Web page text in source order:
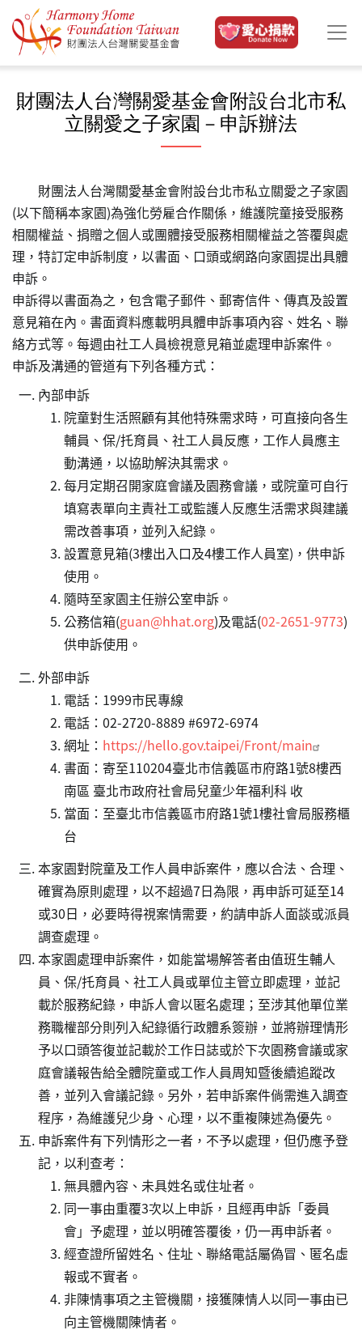
移至主內容
財團法人台灣關愛基金會附設台北市私
立關愛之子家園－申訴辦法
財團法人台灣關愛基金會附設台北市私立關愛之子家園
(以下簡稱本家園)為強化勞雇合作關係，維護院童接受服務
相關權益、捐贈之個人或團體接受服務相關權益之答覆與處
理，特訂定申訴制度，以書面、口頭或網路向家園提出具體
申訴。
申訴得以書面為之，包含電子郵件、郵寄信件、傳真及設置
意見箱在內。書面資料應載明具體申訴事項內容、姓名、聯
絡方式等。每週由社工人員檢視意見箱並處理申訴案件。
申訴及溝通的管道有下列各種方式：
內部申訴
院童對生活照顧有其他特殊需求時，可直接向各生
輔員、保/托育員、社工人員反應，工作人員應主
動溝通，以協助解決其需求。
每月定期召開家庭會議及園務會議，或院童可自行
填寫表單向主責社工或監護人反應生活需求與建議
需改善事項，並列入紀錄。
設置意見箱(3樓出入口及4樓工作人員室)，供申訴
使用。
隨時至家園主任辦公室申訴。
公務信箱(guan@hhat.org)及電話(02-2651-9773)
供申訴使用。
外部申訴
電話：1999市民專線
電話：02-2720-8889 #6972-6974
網址： https://hello.gov.taipei/Front/main
書面：寄至110204臺北市信義區市府路1號8樓西
南區 臺北市政府社會局兒童少年福利科 收
當面：至臺北市信義區市府路1號1樓社會局服務櫃
台
本家園對院童及工作人員申訴案件，應以合法、合理、
確實為原則處理，以不超過7日為限，再申訴可延至14
或30日，必要時得視案情需要，約請申訴人面談或派員
調查處理。
本家園處理申訴案件，如能當場解答者由值班生輔人
員、保/托育員、社工人員或單位主管立即處理，並記
載於服務紀錄，申訴人會以匿名處理；至涉其他單位業
務職權部分則列入紀錄循行政體系簽辦，並將辦理情形
予以口頭答復並記載於工作日誌或於下次園務會議或家
庭會議報告給全體院童或工作人員周知暨後續追蹤改
善，並列入會議記錄。另外，若申訴案件倘需進入調查
程序，為維護兒少身、心理，以不重複陳述為優先。
申訴案件有下列情形之一者，不予以處理，但仍應予登
記，以利查考：
無具體內容、未具姓名或住址者。
同一事由重覆3次以上申訴，且經再申訴「委員
會」予處理，並以明確答覆後，仍一再申訴者。
經查證所留姓名、住址、聯絡電話屬偽冒、匿名虛
報或不實者。
非陳情事項之主管機關，接獲陳情人以同一事由已
向主管機關陳情者。